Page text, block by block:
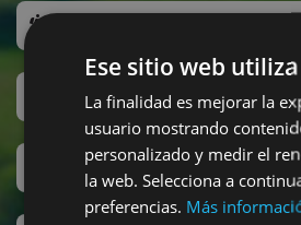
Ocio y diversión
San Fermín
Ese sitio web
La finalidad es mejorar la
usuario mostrando
personalizado y medir el
la web. Selecciona a
preferencias. Más